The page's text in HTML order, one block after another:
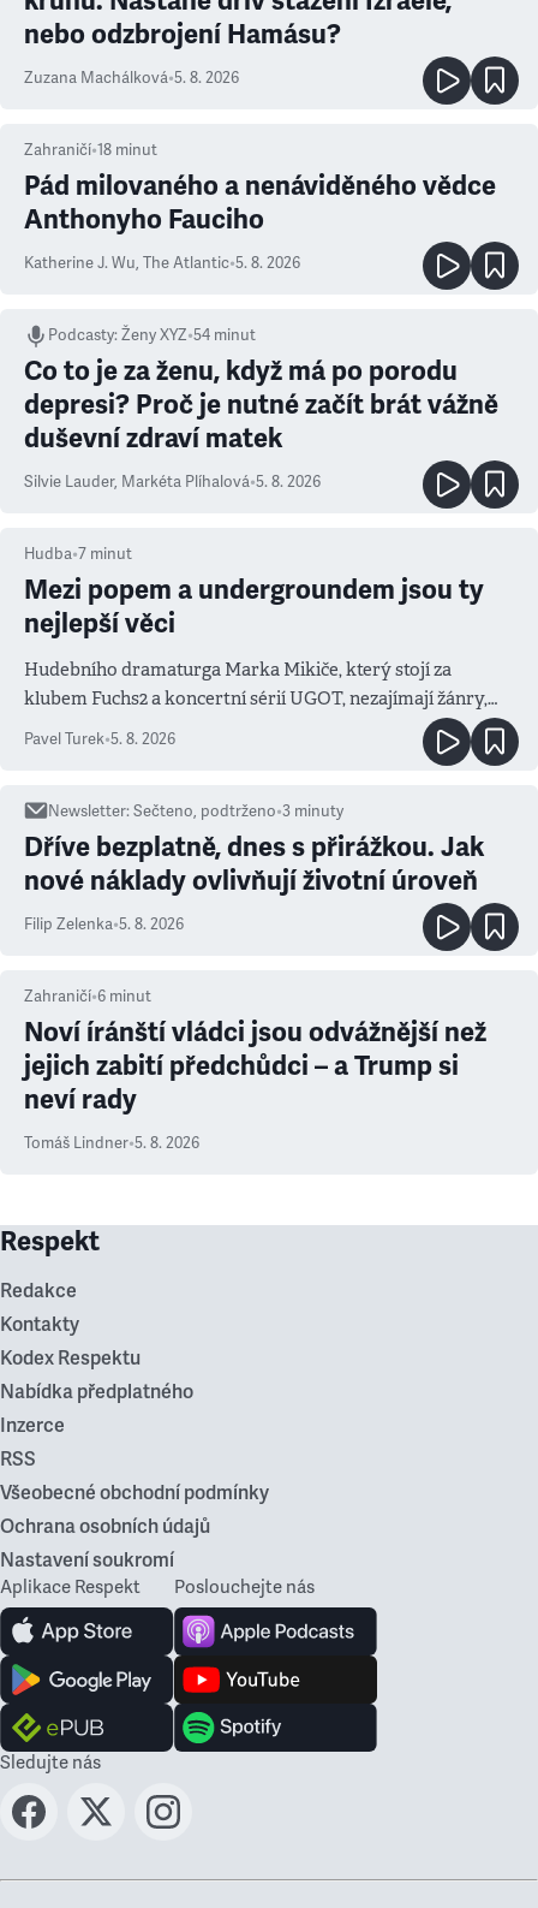
nebo odzbrojení Hamásu?
Zuzana Machálková•5. 8. 2026
Zahraničí•18 minut
Pád milovaného a nenáviděného vědce
Anthonyho Fauciho
Katherine J. Wu, The Atlantic•5. 8. 2026
Podcasty:Ženy XYZ•54 minut
Co to je za ženu, když má po porodu
depresi? Proč je nutné začít brát vážně
duševní zdraví matek
Silvie Lauder, Markéta Plíhalová•5. 8. 2026
Hudba•7 minut
Mezi popem a undergroundem jsou ty
nejlepší věci
Hudebního dramaturga Marka Mikiče, který stojí za
klubem Fuchs2 a koncertní sérií UGOT, nezajímají žánry,
ale atmosféra
Pavel Turek•5. 8. 2026
Newsletter:Sečteno, podtrženo•3 minuty
Dříve bezplatně, dnes s přirážkou. Jak
nové náklady ovlivňují životní úroveň
Filip Zelenka•5. 8. 2026
Zahraničí•6 minut
Noví íránští vládci jsou odvážnější než
jejich zabití předchůdci – a Trump si
neví rady
Tomáš Lindner•5. 8. 2026
Respekt
Redakce
Kontakty
Kodex Respektu
Nabídka předplatného
Inzerce
RSS
Všeobecné obchodní podmínky
Ochrana osobních údajů
Nastavení soukromí
Aplikace Respekt Poslouchejte nás
Sledujte nás